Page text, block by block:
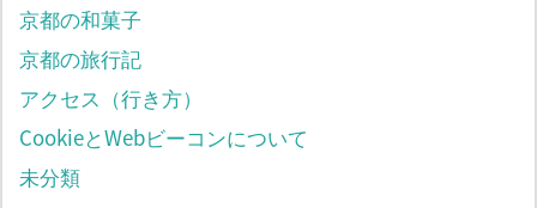
京都の和菓子
京都の旅行記
アクセス（行き方）
CookieとWebビーコンについて
未分類